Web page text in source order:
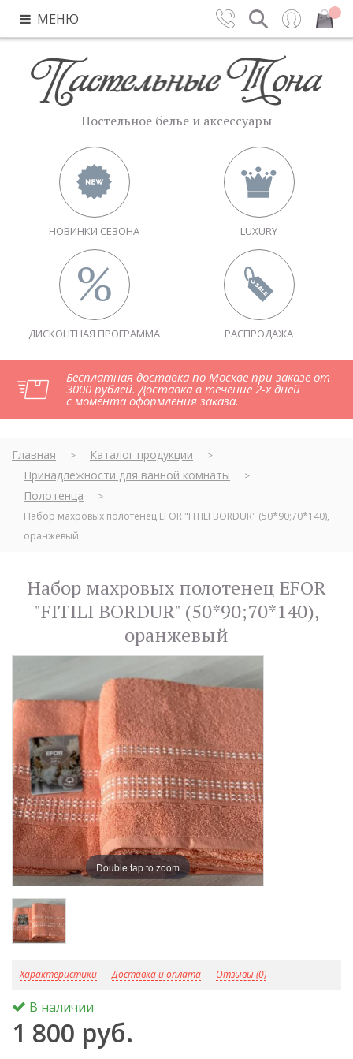
МЕНЮ Вход Закрыть
Постельное белье и аксессуары
НОВИНКИ СЕЗОНА LUXURY
ДИСКОНТНАЯ ПРОГРАММА РАСПРОДАЖА
Бесплатная доставка по Москве при заказе от
3000 рублей. Доставка в течение 2-х дней
с момента оформления заказа.
Главная > Каталог продукции >
Принадлежности для ванной комнаты >
Полотенца
>
Набор махровых полотенец EFOR "FITILI BORDUR" (50*90;70*140),
оранжевый
Набор махровых полотенец EFOR
"FITILI BORDUR" (50*90;70*140),
оранжевый
Double tap to zoom
Характеристики Доставка и оплата Отзывы (0)
В наличии
1 800 руб.